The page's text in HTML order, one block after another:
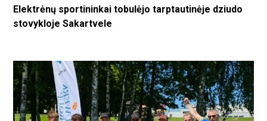
Elektrėnų sportininkai tobulėjo tarptautinėje dziudo
stovykloje Sakartvele